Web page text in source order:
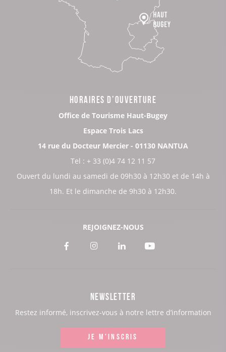
HORAIRES D’OUVERTURE
Office de Tourisme Haut-Bugey
Espace Trois Lacs
14 rue du Docteur Mercier - 01130 NANTUA
Tel : + 33 (0)4 74 12 11 57
Ouvert du lundi au samedi de 09h30 à 12h30 et de 14h à
18h. Et le dimanche de 9h30 à 12h30.
REJOIGNEZ-NOUS
Voir
Facebook
Voir
Instagram
Voir
LinkedIn
Voir
Youtube
NEWSLETTER
Restez informé, inscrivez-vous à notre lettre d’information
JE M'INSCRIS